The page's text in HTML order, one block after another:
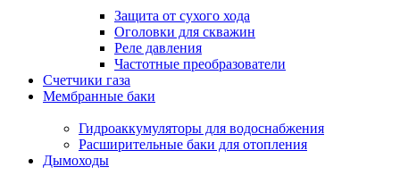
Защита от сухого хода
Оголовки для скважин
Реле давления
Частотные преобразователи
Счетчики газа
Мембранные баки
Гидроаккумуляторы для водоснабжения
Расширительные баки для отопления
Дымоходы